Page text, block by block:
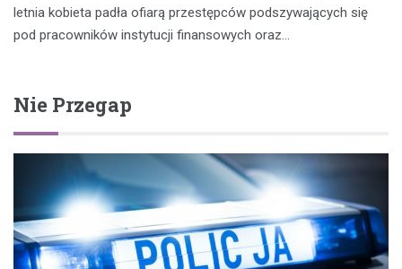
letnia kobieta padła ofiarą przestępców podszywających się
pod pracowników instytucji finansowych oraz…
Nie Przegap